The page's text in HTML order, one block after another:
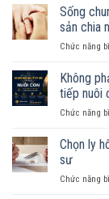
Sống
sản chia
Chức năng
Không
tiếp nuôi
Chức năng
Chọn ly
sư
Chức năng